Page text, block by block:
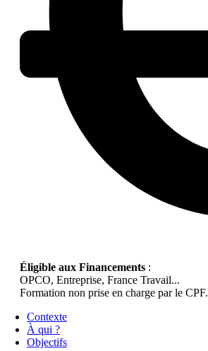
Éligible aux Financements :
OPCO, Entreprise, France Travail...
Formation non prise en charge par le CPF.
Contexte
À qui ?
Objectifs